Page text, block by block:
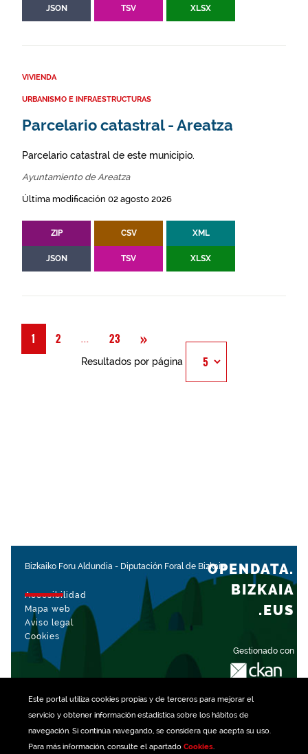
Este portal utiliza cookiespropias y de terceros para mejorar el
servicio y obtener información estadística sobre los hábitos de
navegación. Si continúa navegando, se considera que acepta su uso.
Para más información, consulte el apartado Cookies.
JSON TSV XLSX
VIVIENDA
URBANISMO E INFRAESTRUCTURAS
Parcelario catastral - Areatza
Parcelario catastral de este municipio.
Ayuntamiento de Areatza
Última modificación 02 agosto 2026
ZIP CSV XML
JSON TSV XLSX
1 2 Página
... 23 » Siguiente
Resultados por página
Bizkaiko Foru Aldundia - Diputación Foral de Bizkaia
Accesibilidad
Mapa web
Aviso legal
Cookies
Gestionado con
OPENDATA.
BIZKAIA
.EUS